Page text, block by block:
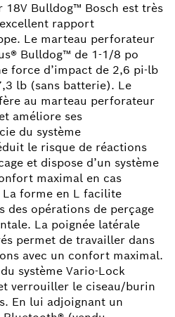
Bulldog™ Bosch est très
rapport
Le marteau perforateur
Bulldog™ de 1-1/8 po
force d’impact de 2,6 pi-lb
lb (sans batterie). Le
au marteau perforateur
améliore ses
du système
le risque de réactions
et dispose d’un système
maximal en cas
forme en L facilite
des opérations de perçage
La poignée latérale
permet de travailler dans
avec un confort maximal.
système Vario-Lock
verrouiller le ciseau/burin
En lui adjoignant un